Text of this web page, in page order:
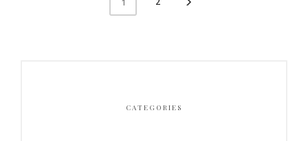
CATEGORIES